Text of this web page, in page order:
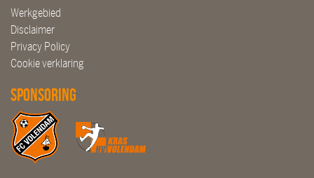
Werkgebied
Disclaimer
Privacy Policy
Cookie verklaring
Sponsoring